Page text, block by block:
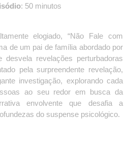
: 50 minutos
elogiado, “Não Fale com
de um pai de família abordado por
revelações perturbadoras
pela surpreendente revelação,
investigação, explorando cada
ao seu redor em busca da
envolvente que desafia a
do suspense psicológico.